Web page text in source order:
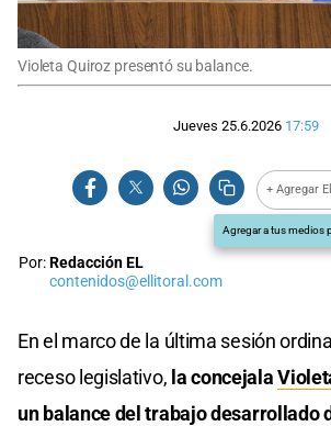
Violeta Quiroz presentó su balance.
Jueves 25.6.2026 17:59
+ Agregar
Agregar a tus medios
Por:Redacción EL
contenidos@ellitoral.com
En el marco de la última sesión
receso legislativo, la concejala
un balance del trabajo desarrollado